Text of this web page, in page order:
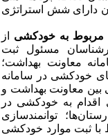
دارای شش استراتژی
از
مسئول ثبت
معاونت بهداشت؛
خودکشی در سامانه
معاونت بهداشت و
به خودکشی در
ها؛ توانمندسازی
با ثبت موارد خودکشی